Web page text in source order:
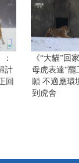
計
回
《“大貓”回
母虎表達“罷
願 不適應環
到虎舍